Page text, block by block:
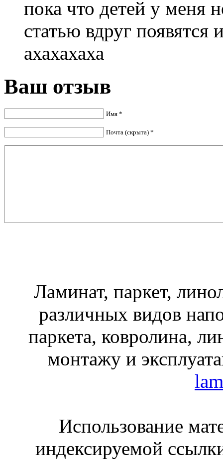
пока что детей у меня
статью вдруг появятся
ахахахаха
Ваш отзыв
Имя *
Почта (скрыта) *
Ламинат, паркет,
различных видов
паркета, ковролина,
монтажу и
Использование
индексируемой